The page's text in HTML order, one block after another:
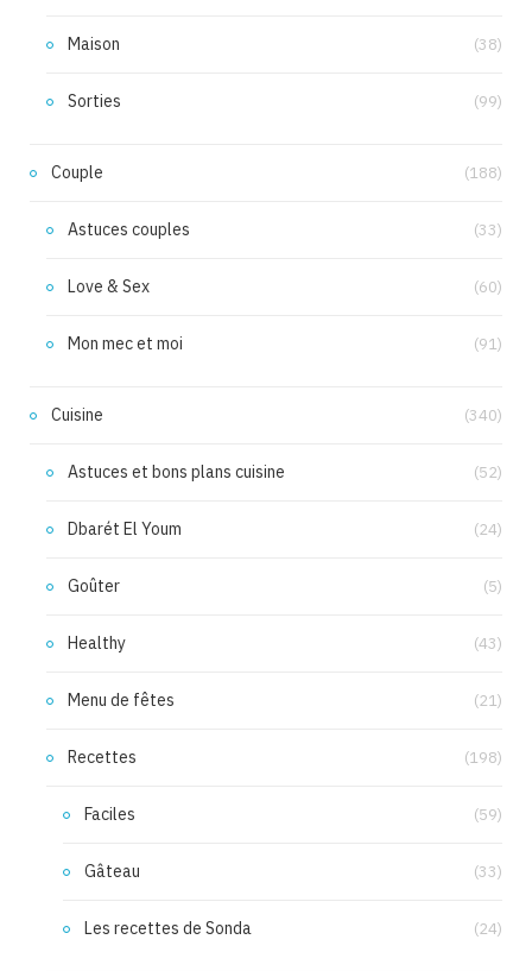
Maison (38)
Sorties (99)
Couple (188)
Astuces couples (33)
Love & Sex (60)
Mon mec et moi (91)
Cuisine (340)
Astuces et bons plans cuisine (52)
Dbarét El Youm (24)
Goûter (5)
Healthy (43)
Menu de fêtes (21)
Recettes (198)
Faciles (59)
Gâteau (33)
Les recettes de Sonda (24)